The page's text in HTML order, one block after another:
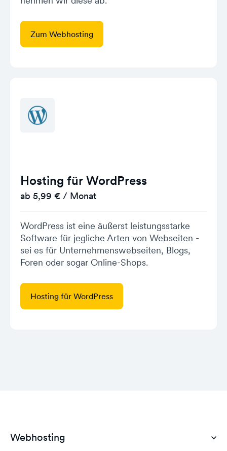
Zum Webhosting
Hosting für WordPress
ab 5,99 € / Monat
WordPress ist eine äußerst leistungsstarke
Software für jegliche Arten von Webseiten -
sei es für Unternehmenswebseiten, Blogs,
Foren oder sogar Online-Shops.
Hosting für WordPress
Webhosting